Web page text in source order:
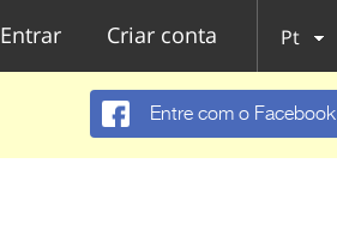
Entrar Criar conta Pt
Entre com o Facebook